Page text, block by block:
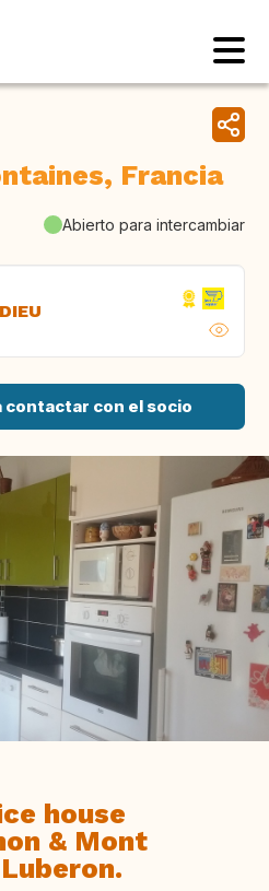
Francia
Abierto para intercambiar
contactar con el socio
house
& Mont